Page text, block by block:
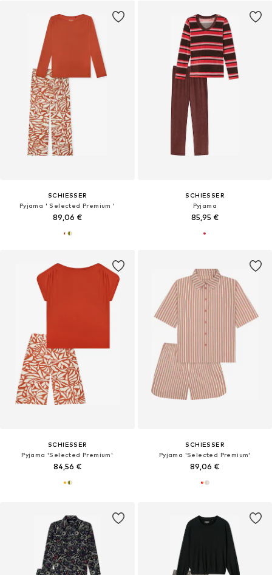
SCHIESSER
Pyjama ' Selected Premium '
89,06 €
SCHIESSER
Pyjama
85,95 €
SCHIESSER
Pyjama 'Selected Premium'
84,56 €
SCHIESSER
Pyjama 'Selected Premium'
89,06 €